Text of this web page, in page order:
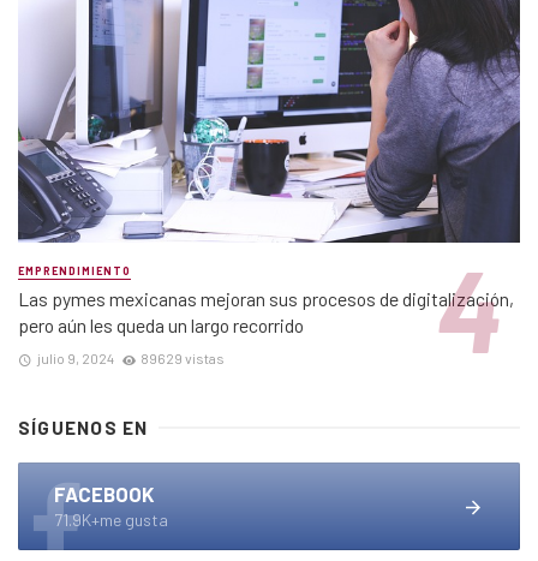
EMPRENDIMIENTO
Las pymes mexicanas mejoran sus procesos de digitalización,
pero aún les queda un largo recorrido
julio 9, 2024 89629 vistas
SÍGUENOS EN
FACEBOOK
71.9K+me gusta